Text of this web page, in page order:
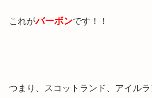
これがバーボンです！！
つまり、スコットランド、アイルラ